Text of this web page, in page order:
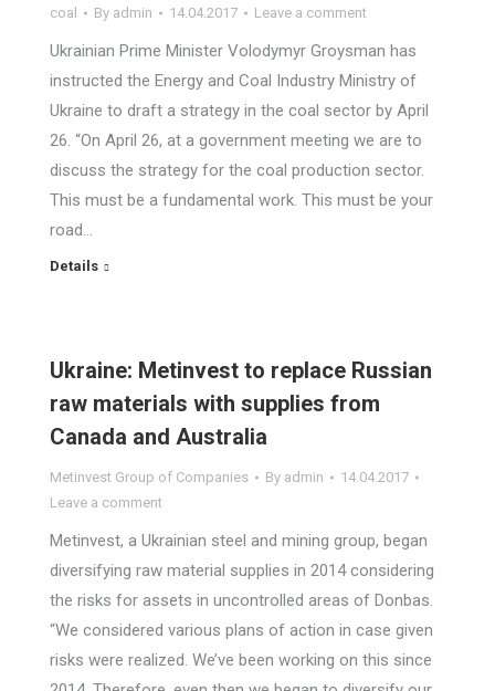
coal By admin 14.04.2017 Leave a comment
Ukrainian Prime Minister Volodymyr Groysman has
instructed the Energy and Coal Industry Ministry of
Ukraine to draft a strategy in the coal sector by April
26. “On April 26, at a government meeting we are to
discuss the strategy for the coal production sector.
This must be a fundamental work. This must be your
road…
Details
Ukraine: Metinvest to replace Russian
raw materials with supplies from
Canada and Australia
Metinvest Group of Companies By admin
14.04.2017
Leave a comment
Metinvest, a Ukrainian steel and mining group, began
diversifying raw material supplies in 2014 considering
the risks for assets in uncontrolled areas of Donbas.
“We considered various plans of action in case given
risks were realized. We’ve been working on this since